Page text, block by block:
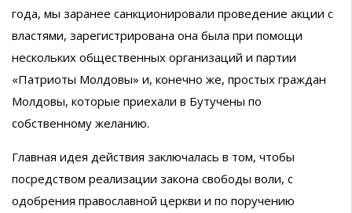
года, мы заранее санкционировали проведение акции с
властями, зарегистрирована она была при помощи
нескольких общественных организаций и партии
«Патриоты Молдовы» и, конечно же, простых граждан
Молдовы, которые приехали в Бутучены по
собственному желанию.
Главная идея действия заключалась в том, чтобы
посредством реализации закона свободы воли, с
одобрения православной церкви и по поручению